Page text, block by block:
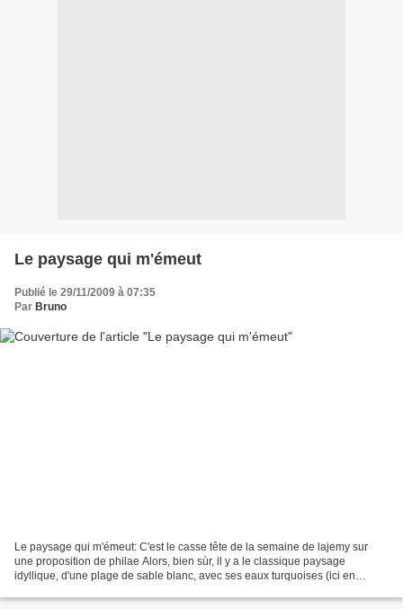
Le paysage qui m'émeut
Publié le 29/11/2009 à 07:35
Par Bruno
Le paysage qui m'émeut: C'est le casse tête de la semaine de lajemy sur
une proposition de philae Alors, bien sùr, il y a le classique paysage
idyllique, d'une plage de sable blanc, avec ses eaux turquoises (ici en